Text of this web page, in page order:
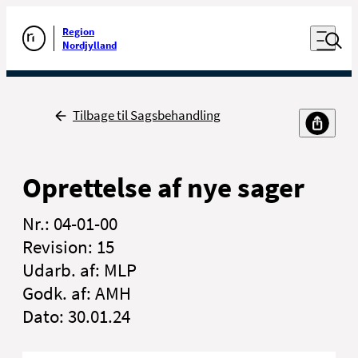
Gå til forsiden
Region
Nordjylland
Åben
Udfør søgning
Tilbage
Tilbage til Sagsbehandling
Oprettelse af nye sager
Nr.: 04-01-00
Revision: 15
Udarb. af: MLP
Godk. af: AMH
Dato: 30.01.24